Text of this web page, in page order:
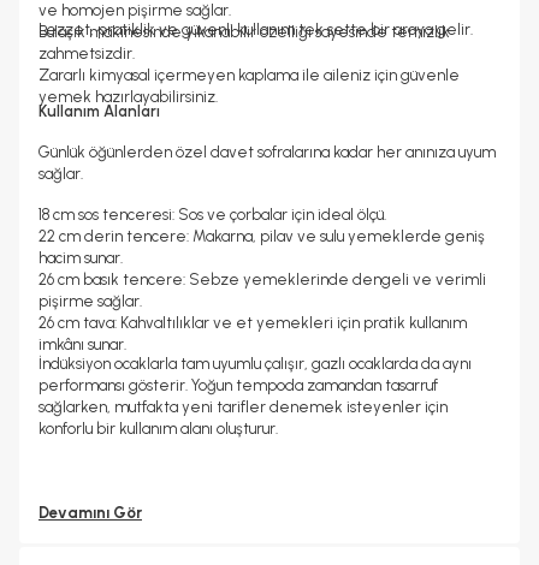
ve homojen pişirme sağlar.
Bulaşık makinesinde yıkanabilir özelliği sayesinde temizlik
zahmetsizdir.
Zararlı kimyasal içermeyen kaplama ile aileniz için güvenle
yemek hazırlayabilirsiniz.
Lezzet, pratiklik ve güvenli kullanım tek sette bir araya gelir.
Kullanım Alanları
Günlük öğünlerden özel davet sofralarına kadar her anınıza uyum
sağlar.
18 cm sos tenceresi: Sos ve çorbalar için ideal ölçü.
22 cm derin tencere: Makarna, pilav ve sulu yemeklerde geniş
hacim sunar.
26 cm basık tencere: Sebze yemeklerinde dengeli ve verimli
pişirme sağlar.
26 cm tava: Kahvaltılıklar ve et yemekleri için pratik kullanım
imkânı sunar.
İndüksiyon ocaklarla tam uyumlu çalışır, gazlı ocaklarda da aynı
performansı gösterir. Yoğun tempoda zamandan tasarruf
sağlarken, mutfakta yeni tarifler denemek isteyenler için
konforlu bir kullanım alanı oluşturur.
Devamını Gör